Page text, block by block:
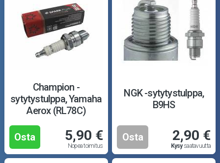
Champion -
sytytystulppa, Yamaha
Aerox (RL78C)
Osta 5,90 €
Nopea toimitus
NGK -sytytystulppa,
B9HS
Osta 2,90 €
Kysysaatavuutta